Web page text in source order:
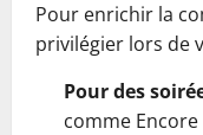
Pour enrichir la
privilégier lors de
Pour des
comme